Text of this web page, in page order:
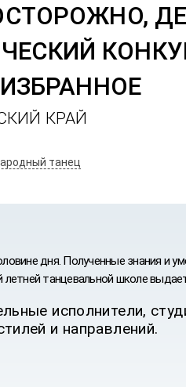
КРАЙ
танец
дня. Полученные знания и
танцевальной школе
исполнители,
и направлений.